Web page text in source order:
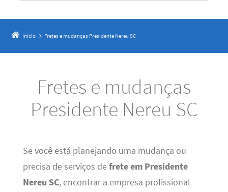
Início Fretes e mudanças Presidente Nereu SC
Fretes e mudanças
Presidente Nereu SC
Se você está planejando uma mudança ou
precisa de serviços defrete em Presidente
Nereu SC, encontrar a empresa profissional